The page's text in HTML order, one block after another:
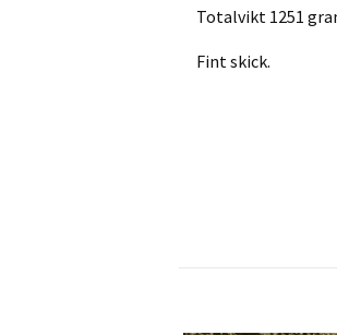
Totalvikt 1251
Fint skick.